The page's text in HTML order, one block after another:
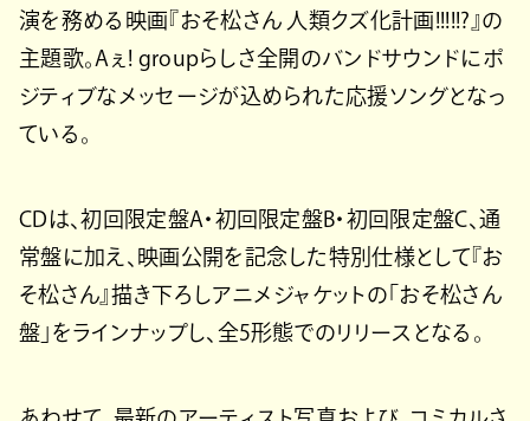
演を務める映画『おそ松さん 人類クズ化計画!!!!!?』の
主題歌。Aぇ! groupらしさ全開のバンドサウンドにポ
ジティブなメッセージが込められた応援ソングとなっ
ている。
CDは、初回限定盤A・初回限定盤B・初回限定盤C、通
常盤に加え、映画公開を記念した特別仕様として『お
そ松さん』描き下ろしアニメジャケットの「おそ松さん
盤」をラインナップし、全5形態でのリリースとなる。